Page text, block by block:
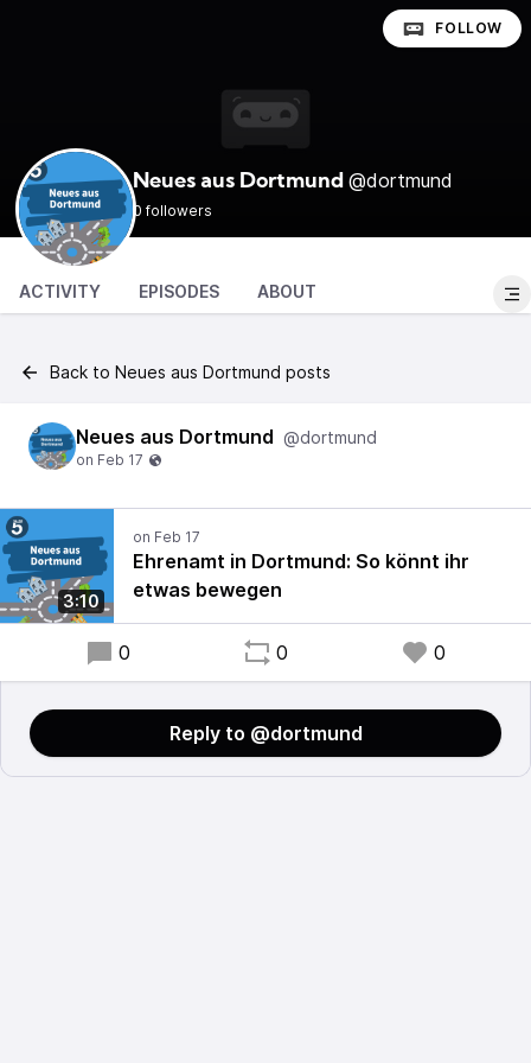
Neues aus Dortmund @dortmund
0 followers
FOLLOW
ACTIVITY EPISODES ABOUT
Back to Neues aus Dortmund posts
Neues aus Dortmund @dortmund
3:10
Ehrenamt in Dortmund: So könnt ihr
etwas bewegen
0 0 0
Reply to @dortmund